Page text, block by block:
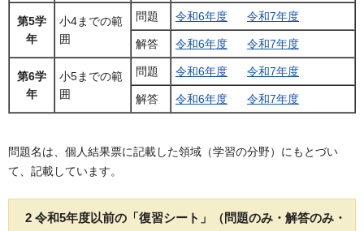
第5学
年
小4までの範
囲
問題 令和6年度 令和7年度
解答 令和6年度 令和7年度
第6学
年
小5までの範
囲
問題 令和6年度 令和7年度
解答 令和6年度 令和7年度
問題名は、個人結果票に記載した領域（学習の分野）にもとづい
て、記載しています。
2 令和5年度以前の「復習シート」（問題のみ・解答のみ・